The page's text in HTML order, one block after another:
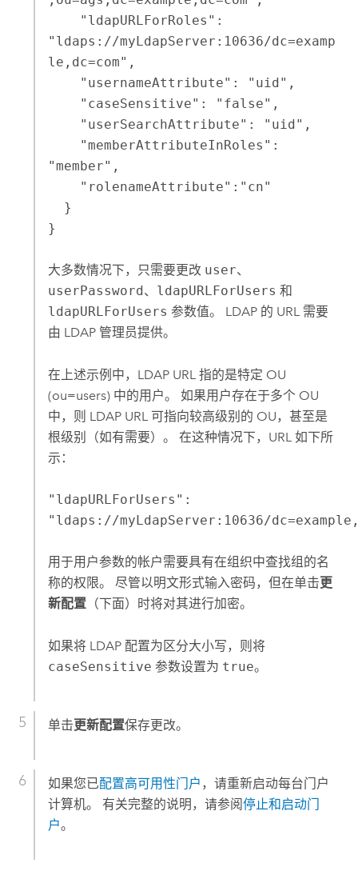
"ldaps://myLdapServer:10636/dc=examp
le,dc=com",
"member",
}
大多数情况下，只需要更改 user、
userPassword 、 ldapURLForUsers 和
ldapURLForUsers 参数值。 LDAP 的 URL 需要
由 LDAP 管理员提供。
在上述示例中，LDAP URL 指的是特定 OU
(ou=users) 中的用户。 如果用户存在于多个 OU
中，则 LDAP URL 可指向较高级别的 OU，甚至是
根级别（如有需要）。 在这种情况下，URL 如下所
示：
"ldapURLForUsers":
"ldaps://myLdapServer:10636/
用于用户参数的帐户需要具有在组织中查找组的名
称的权限。 尽管以明文形式输入密码，但在单击更
新配置（下面）时将对其进行加密。
如果将 LDAP 配置为区分大小写，则将
caseSensitive 参数设置为 true。
单击更新配置保存更改。
如果您已配置高可用性门户 ，请重新启动每台门户
计算机。 有关完整的说明，请参阅停止和启动门
户。